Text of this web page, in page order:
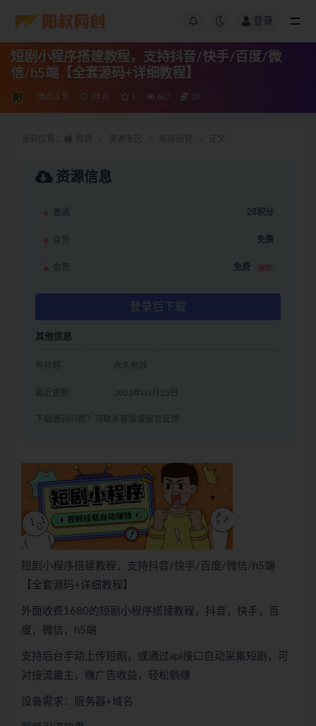
登录
短剧小程序搭建教程，支持抖音/快手/百度/微
信/h5端【全套源码+详细教程】
电商运营 3年前 1 667 28
资源信息
普通 28积分
会员 免费
会员 免费 推荐
登录后下载
其他信息
有效期 永久有效
最近更新 2023年03月25日
下载遇到问题？可联系客服或留言反馈
短剧小程序搭建教程，支持抖音/快手/百度/微信/h5端
【全套源码+详细教程】
外面收费1680的短剧小程序搭建教程，抖音，快手，百
度，微信，h5端
支持后台手动上传短剧，或通过api接口自动采集短剧，可
对接流量主，赚广告收益，轻松躺赚
设备需求：服务器+域名